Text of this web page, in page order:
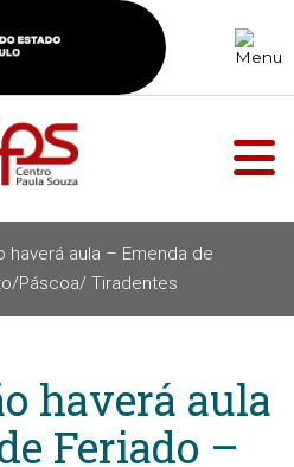
haverá aula – Emenda de
Páscoa/ Tiradentes
haverá aula
Feriado –